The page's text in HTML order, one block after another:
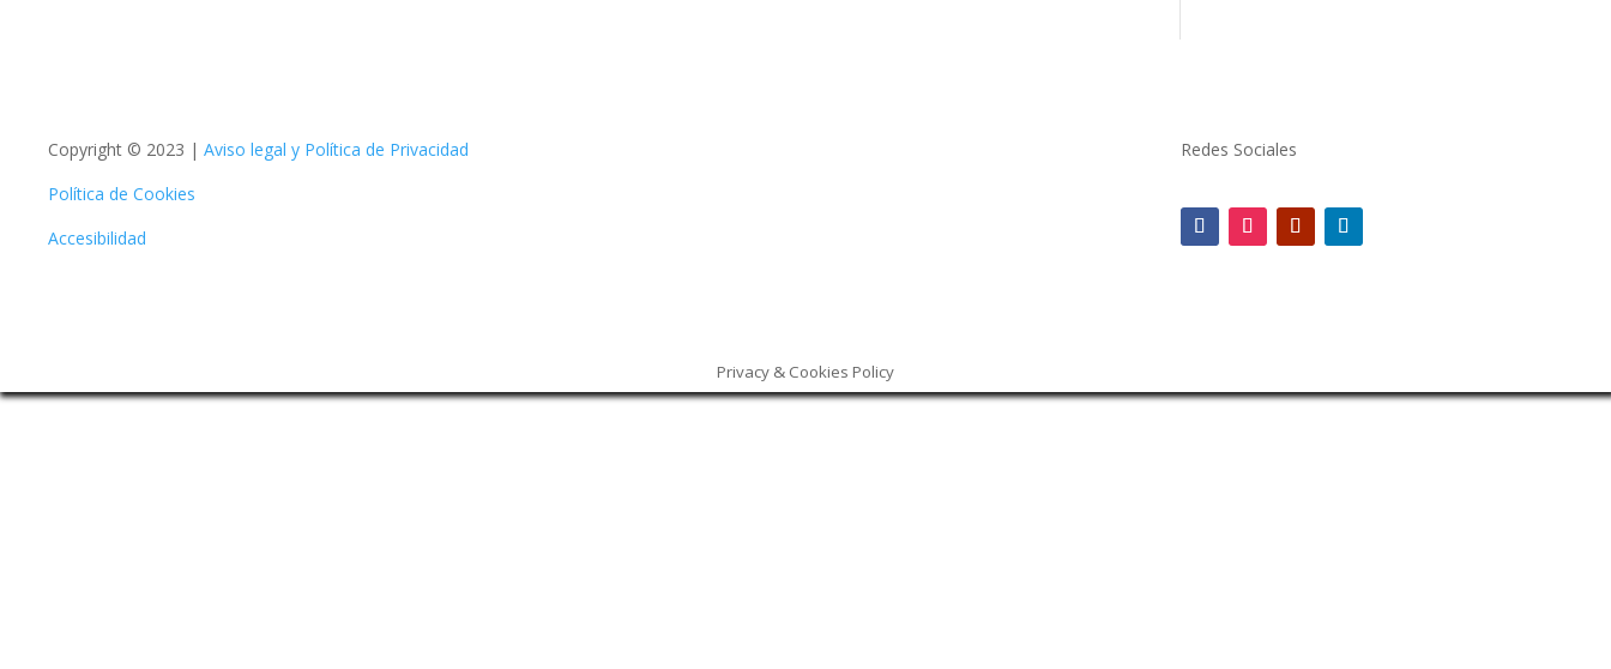
Copyright © 2023 | Aviso legal y Política de Privacidad
Política de Cookies
Accesibilidad
Redes Sociales
Privacy & Cookies Policy